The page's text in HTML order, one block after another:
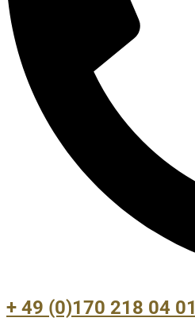
+ 49 (0)170 218 04 01